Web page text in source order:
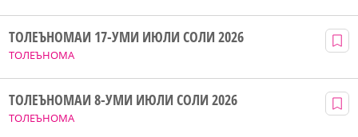
ТОЛЕЪНОМА
ТОЛЕЪНОМАИ 17-УМИ ИЮЛИ СОЛИ 2026
ТОЛЕЪНОМА
ТОЛЕЪНОМАИ 8-УМИ ИЮЛИ СОЛИ 2026